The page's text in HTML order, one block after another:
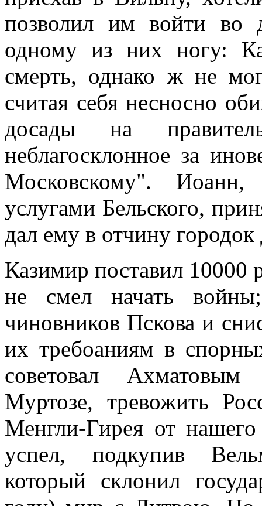
позволил им войти во
одному из них ногу:
смерть, однако ж не
считая себя несносно
досады на
неблагосклонное за
Московскому". Иоанн,
услугами Бельского,
дал ему в отчину
Казимир поставил 10000
не смел начать
чиновников Пскова и
их требоаниям в
советовал
Муртозе, тревожить
Менгли-Гирея от
успел, подкупив
который склонил